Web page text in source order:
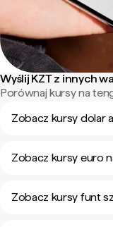
Wyślij KZT z innych
Porównaj kursy na
Zobacz kursy dolar
Zobacz kursy euro
Zobacz kursy funt